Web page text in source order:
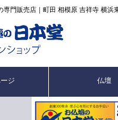
専門販売店｜町田 相模原 吉祥寺 横浜
ジ 仏壇